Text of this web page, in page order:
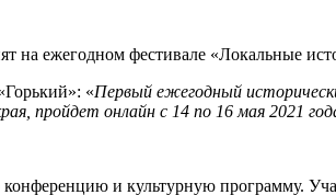
«Первый ежегодный
пройдет онлайн с 14 по 16 мая 2021
и культурную программу.